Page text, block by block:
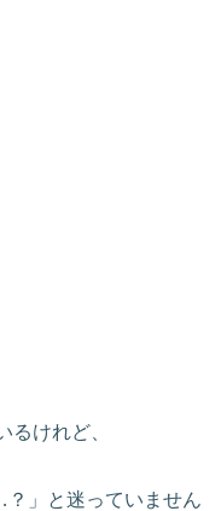
るけれど、
？」と迷っていません